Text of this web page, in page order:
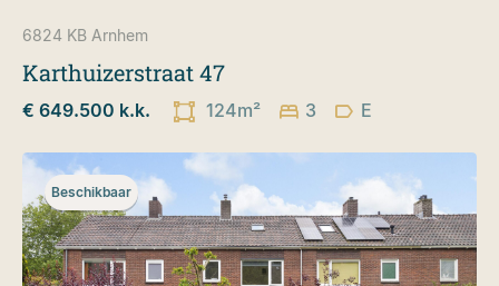
6824 KBArnhem
Karthuizerstraat 47
€ 649.500 k.k. 124m² 3 E
Beschikbaar